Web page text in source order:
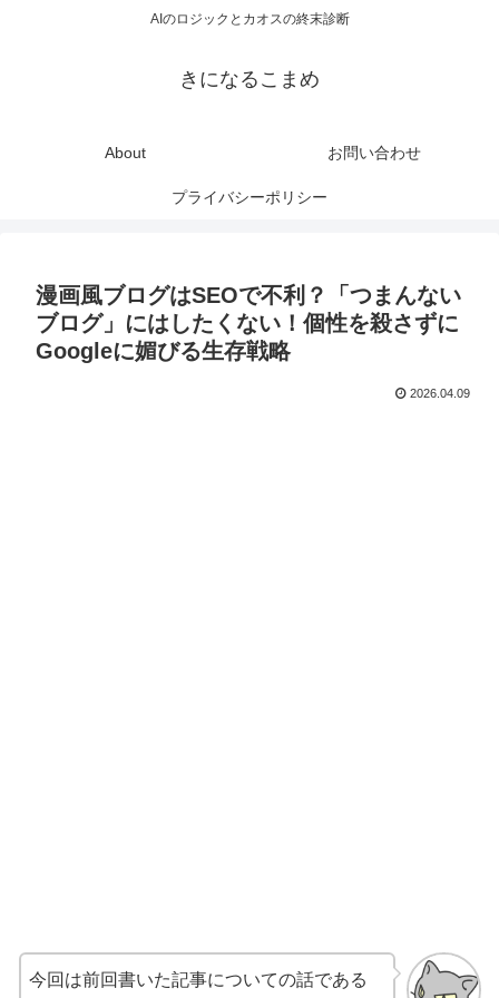
AIのロジックとカオスの終末診断
きになるこまめ
About お問い合わせ
プライバシーポリシー
漫画風ブログはSEOで不利？「つまんない
ブログ」にはしたくない！個性を殺さずに
Googleに媚びる生存戦略
2026.04.09
今回は前回書いた記事についての話である